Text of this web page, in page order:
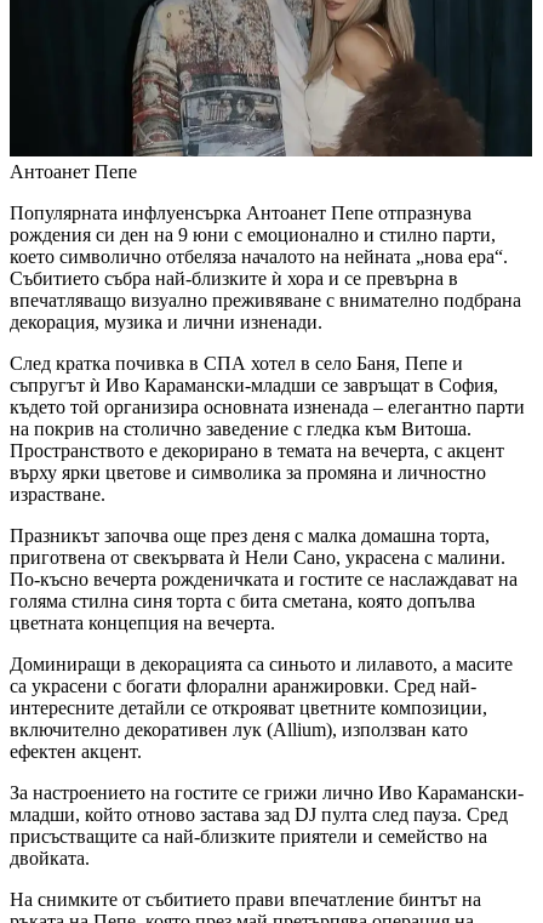
Антоанет Пепе
Популярната инфлуенсърка Антоанет Пепе отпразнува
рождения си ден на 9 юни с емоционално и стилно парти,
което символично отбеляза началото на нейната „нова ера“.
Събитието събра най-близките ѝ хора и се превърна в
впечатляващо визуално преживяване с внимателно подбрана
декорация, музика и лични изненади.
След кратка почивка в СПА хотел в село Баня, Пепе и
съпругът ѝ Иво Карамански-младши се завръщат в София,
където той организира основната изненада – елегантно парти
на покрив на столично заведение с гледка към Витоша.
Пространството е декорирано в темата на вечерта, с акцент
върху ярки цветове и символика за промяна и личностно
израстване.
Празникът започва още през деня с малка домашна торта,
приготвена от свекървата ѝ Нели Сано, украсена с малини.
По-късно вечерта рожденичката и гостите се наслаждават на
голяма стилна синя торта с бита сметана, която допълва
цветната концепция на вечерта.
Доминиращи в декорацията са синьото и лилавото, а масите
са украсени с богати флорални аранжировки. Сред най-
интересните детайли се открояват цветните композиции,
включително декоративен лук (Allium), използван като
ефектен акцент.
За настроението на гостите се грижи лично Иво Карамански-
младши, който отново застава зад DJ пулта след пауза. Сред
присъстващите са най-близките приятели и семейство на
двойката.
На снимките от събитието прави впечатление бинтът на